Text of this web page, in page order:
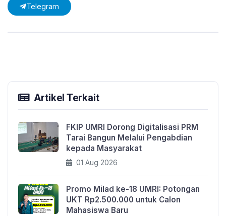
Telegram
Artikel Terkait
FKIP UMRI Dorong Digitalisasi PRM
Tarai Bangun Melalui Pengabdian
kepada Masyarakat
01 Aug 2026
Promo Milad ke-18 UMRI: Potongan
UKT Rp2.500.000 untuk Calon
Mahasiswa Baru